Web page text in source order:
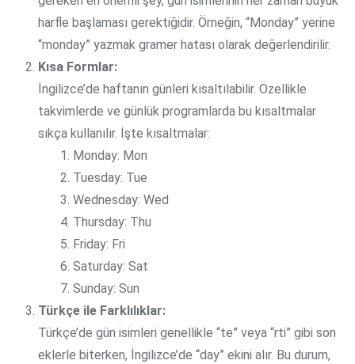
harfle başlaması gerektiğidir. Örneğin, “Monday” yerine
“monday” yazmak gramer hatası olarak değerlendirilir.
Kısa Formlar:
İngilizce’de haftanın günleri kısaltılabilir. Özellikle
takvimlerde ve günlük programlarda bu kısaltmalar
sıkça kullanılır. İşte kısaltmalar:
Monday: Mon
Tuesday: Tue
Wednesday: Wed
Thursday: Thu
Friday: Fri
Saturday: Sat
Sunday: Sun
Türkçe ile Farklılıklar:
Türkçe’de gün isimleri genellikle “te” veya “rti” gibi son
eklerle biterken, İngilizce’de “day” ekini alır. Bu durum,